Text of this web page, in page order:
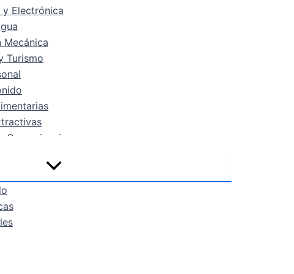
y Electrónica
Mecánica
Turismo
y Corcho
Ambiente
y a la Comunidad
y Piel